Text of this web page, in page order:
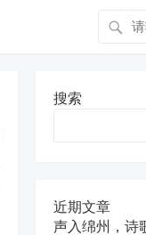
搜索
近期文章
声入绵州，诗